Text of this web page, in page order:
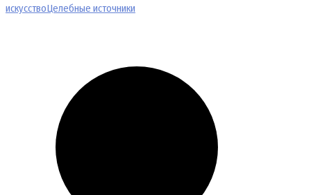
искусствоЦелебные источники